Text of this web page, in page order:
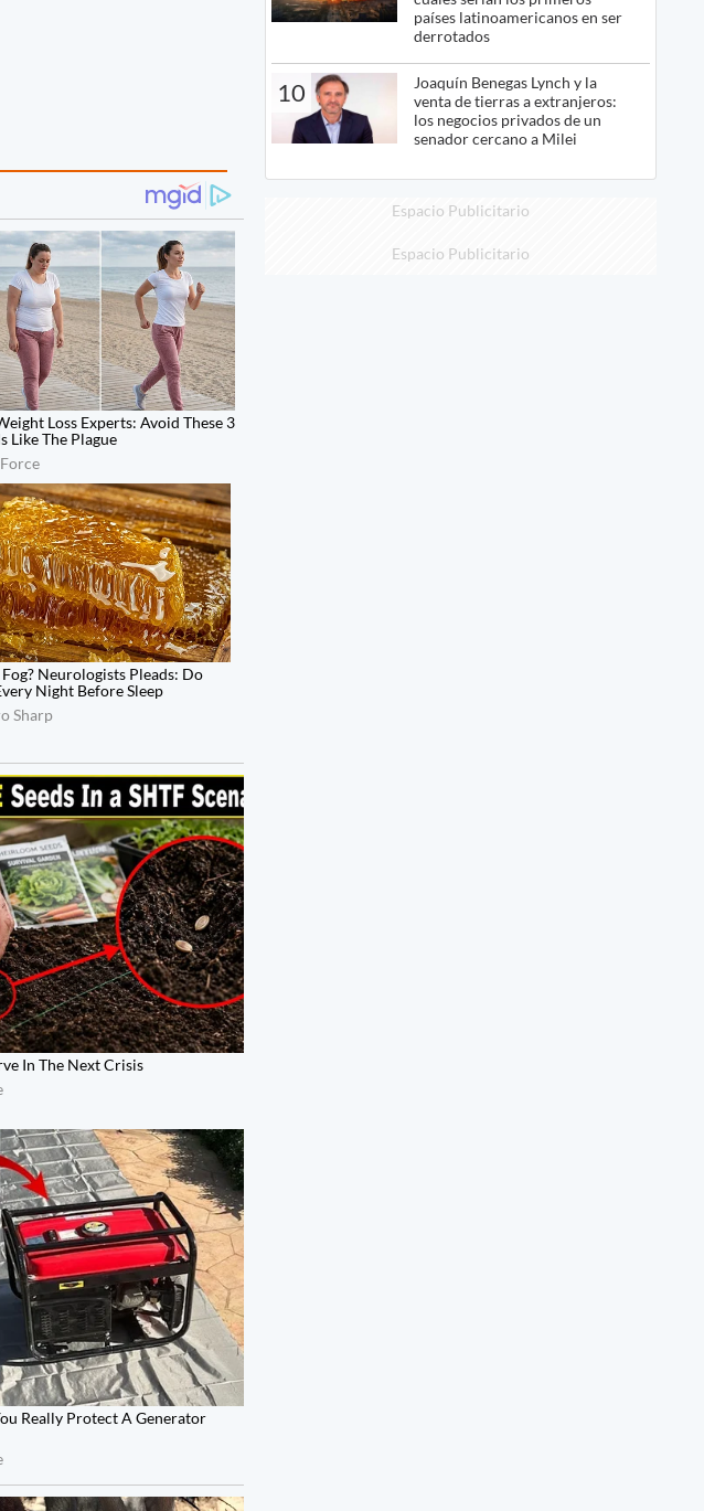
países latinoamericanos en ser
derrotados
10
Joaquín Benegas Lynch y la
venta de tierras a extranjeros:
los negocios privados de un
senador cercano a Milei
Espacio Publicitario
Espacio Publicitario